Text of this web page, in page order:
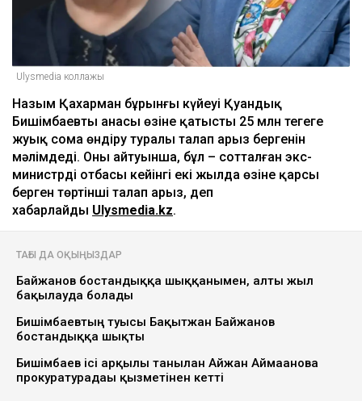
Ulysmedia коллажы
Назым Қахарман бұрынғы күйеуі Қуандық
Бишімбаевтың анасы өзіне қатысты 25 млн теңгеге
жуық сома өндіру туралы талап арыз бергенін
мәлімдеді. Оның айтуынша, бұл – сотталған экс-
министрдің отбасы кейінгі екі жылда өзіне қарсы
берген төртінші талап арыз, деп
хабарлайды Ulysmedia.kz.
ТАҒЫ ДА ОҚЫҢЫЗДАР
Байжанов бостандыққа шыққанымен, алты жыл
бақылауда болады
Бишімбаевтың туысы Бақытжан Байжанов
бостандыққа шықты
Бишімбаев ісі арқылы танылған Айжан Аймағанова
прокуратурадағы қызметінен кетті